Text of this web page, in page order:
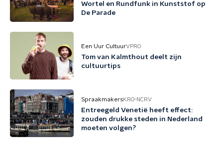
Wortel en Rundfunk in Kunststof op
De Parade
Een Uur CultuurVPRO
Tom van Kalmthout deelt zijn
cultuurtips
SpraakmakersKRO-NCRV
Entreegeld Venetië heeft effect:
zouden drukke steden in Nederland
moeten volgen?